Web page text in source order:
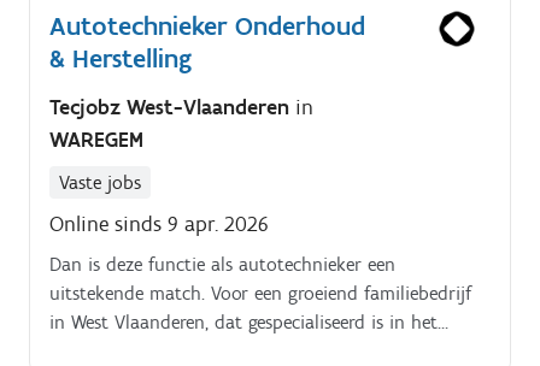
Autotechnieker Onderhoud
& Herstelling
Tecjobz West-Vlaanderen in
WAREGEM
Vaste jobs
Online sinds 9 apr. 2026
Dan is deze functie als autotechnieker een
uitstekende match. Voor een groeiend familiebedrijf
in West Vlaanderen, dat gespecialiseerd is in het